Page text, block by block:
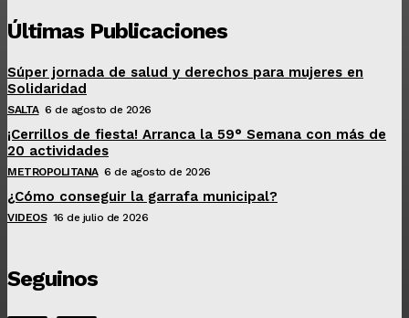
Últimas Publicaciones
Súper jornada de salud y derechos para mujeres en
Solidaridad
SALTA 6 de agosto de 2026
¡Cerrillos de fiesta! Arranca la 59° Semana con más de
20 actividades
METROPOLITANA 6 de agosto de 2026
¿Cómo conseguir la garrafa municipal?
VIDEOS 16 de julio de 2026
Seguinos